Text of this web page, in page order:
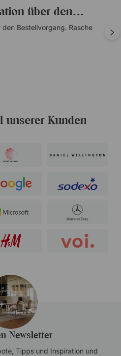
über den…
Bestellvorgang. Rasche
unserer Kunden
Newsletter
Tipps und Inspiration und